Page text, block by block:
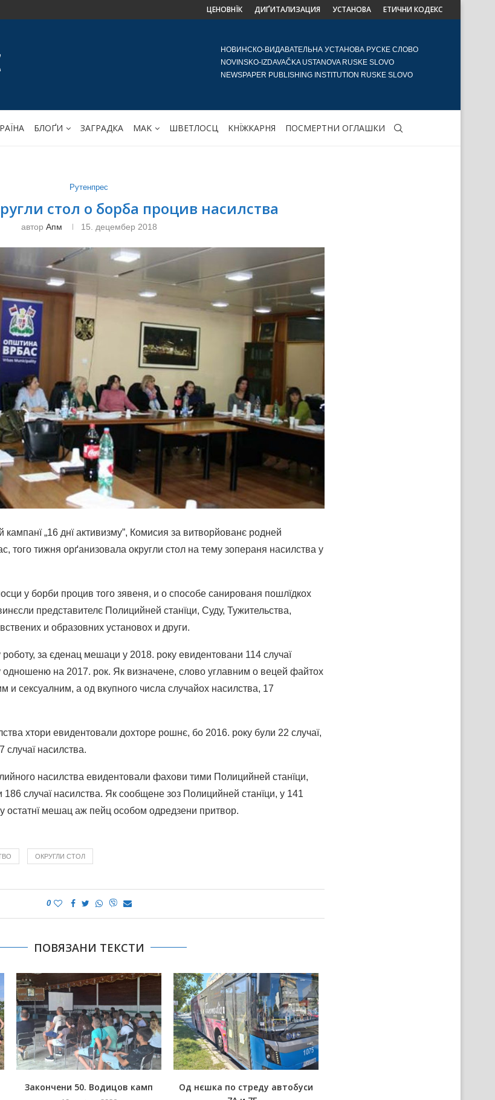
ЦЕНОВНЇК ДИҐИТАЛИЗАЦИЯ УСТАНОВА ЕТИЧНИ КОДЕКС
НОВИНСКО-ВИДАВАТЕЛЬНА УСТАНОВА РУСКЕ СЛОВО
NOVINSKO-IZDAVAČKA USTANOVA RUSKE SLOVO
NEWSPAPER PUBLISHING INSTITUTION RUSKE SLOVO
БЛОҐИ ЗАГРАДКА МАK ШВЕТЛОСЦ KНЇЖКАРНЯ ПОСМЕРТНИ ОГЛАШКИ
Рутенпрес
стол o борба процив насилства
автор Апм 15. децембер 2018
„16 днї активизму”, Комисия за витворйованє родней
того тижня орґанизовала округли стол на тему зопераня насилства у
у борби процив того зявеня, и о способе санированя пошлїдкох
представителє Полицийней станїци, Суду, Тужительства,
и образовних установох и други.
за єденац мешаци у 2018. року евидентовани 114 случаї
одношеню на 2017. рок. Як визначене, слово углавним о вецей файтох
и сексуалним, а од вкупного числа случайох насилства, 17
хтори евидентовали дохторе рошнє, бо 2016. року були 22 случаї,
случаї насилства.
насилства евидентовали фахови тими Полицийней станїци,
случаї насилства. Як сообщене зоз Полицийней станїци, у 141
остатнї мешац аж пейц особом одредзени притвор.
ОКРУГЛИ СТОЛ
0
ПОВЯЗАНИ ТЕКСТИ
Закончени 50. Водицов камп
Од нєшка пo стреду автобуси